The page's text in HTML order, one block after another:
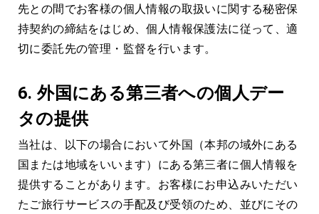
先との間でお客様の個人情報の取扱いに関する秘密保
持契約の締結をはじめ、個人情報保護法に従って、適
切に委託先の管理・監督を行います。
6.外国にある第三者への個人デー
タの提供
当社は、以下の場合において外国（本邦の域外にある
国または地域をいいます）にある第三者に個人情報を
提供することがあります。お客様にお申込みいただい
たご旅行サービスの手配及び受領のため、並びにその